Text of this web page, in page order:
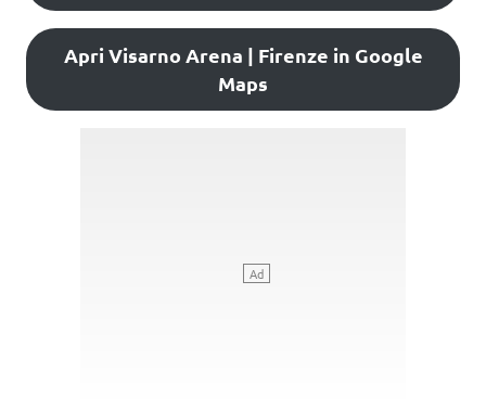
Apri Visarno Arena | Firenze in Google
Maps